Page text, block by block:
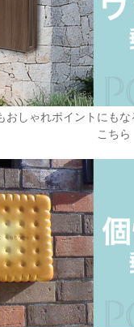
おしゃれポイントにも
こちら